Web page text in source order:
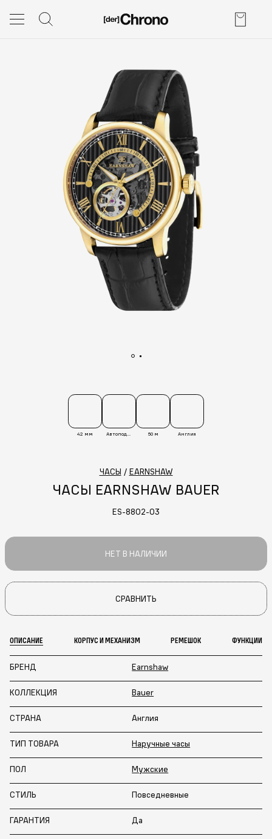
42 мм Автоподзавод 50 м Англия
ЧАСЫ / EARNSHAW
ЧАСЫ EARNSHAW BAUER
ES-8802-03
НЕТ В НАЛИЧИИ
СРАВНИТЬ
ОПИСАНИЕ КОРПУС И МЕХАНИЗМ РЕМЕШОК ФУНКЦИИ
БРЕНД Earnshaw
КОЛЛЕКЦИЯ Bauer
СТРАНА Англия
ТИП ТОВАРА Наручные часы
ПОЛ Мужские
СТИЛЬ Повседневные
ГАРАНТИЯ Да